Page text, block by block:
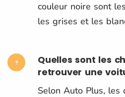
couleur noire sont
les grises et les
Quelles sont les
retrouver une
Selon Auto Plus, les